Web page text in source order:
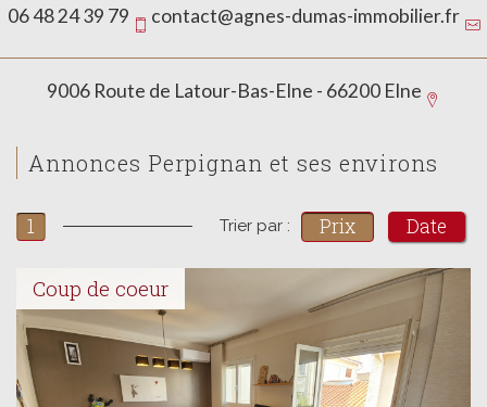
06 48 24 39 79 contact@agnes-dumas-immobilier.fr
9006 Route de Latour-Bas-Elne - 66200 Elne
Annonces Perpignan et ses environs
1 Trier par : Prix Date
Coup de coeur